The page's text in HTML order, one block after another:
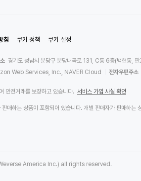
침 쿠키 정책 쿠키 설정
경기도 성남시 분당구 분당내곡로 131, C동 6층(백현동, 판
Web Services, Inc., NAVER Cloud 전자우편주소
안전거래를 보장하고 있습니다. 서비스 가입 사실 확인
는 상품이 포함되어 있습니다. 개별 판매자가 판매하는
America Inc.) all rights reserved.